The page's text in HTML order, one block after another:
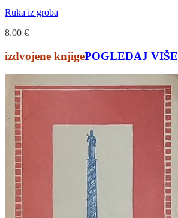
Ruka iz groba
8.00 €
izdvojene knjigePOGLEDAJ VIŠE